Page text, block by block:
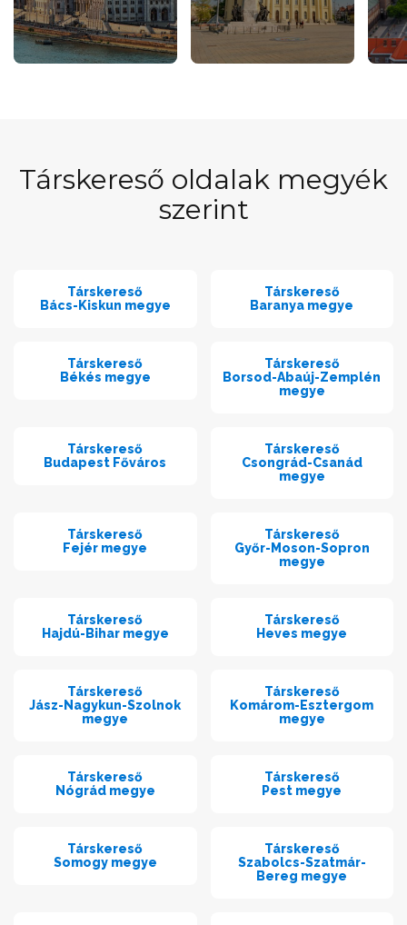
Társkereső oldalak megyék
szerint
Társkereső
Bács-Kiskun megye
Társkereső
Baranya megye
Társkereső
Békés megye
Társkereső
Borsod-Abaúj-Zemplén
megye
Társkereső
Budapest Főváros
Társkereső
Csongrád-Csanád
megye
Társkereső
Fejér megye
Társkereső
Győr-Moson-Sopron
megye
Társkereső
Hajdú-Bihar megye
Társkereső
Heves megye
Társkereső
Jász-Nagykun-Szolnok
megye
Társkereső
Komárom-Esztergom
megye
Társkereső
Nógrád megye
Társkereső
Pest megye
Társkereső
Somogy megye
Társkereső
Szabolcs-Szatmár-
Bereg megye